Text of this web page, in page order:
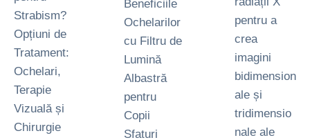
Strabism?
Opțiuni de
Tratament:
Ochelari,
Terapie
Vizuală și
Chirurgie
Beneficiile
Ochelarilor
cu Filtru de
Lumină
Albastră
pentru
Copii
Sfaturi
pentru a
crea
imagini
bidimension
ale și
tridimensio
nale ale